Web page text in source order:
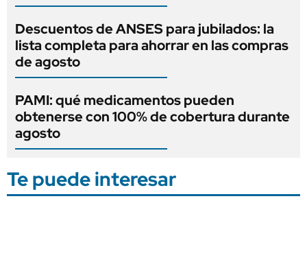
Descuentos de ANSES para jubilados: la
lista completa para ahorrar en las compras
de agosto
PAMI: qué medicamentos pueden
obtenerse con 100% de cobertura durante
agosto
Te puede interesar